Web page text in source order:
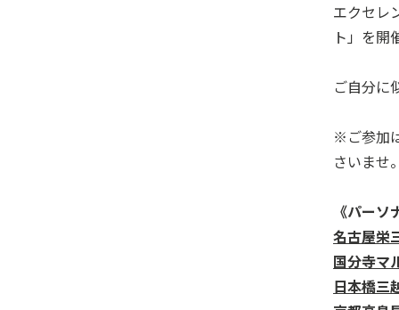
エクセレ
ト」を開
ご自分に
※ご参加
さいませ
《パー
名古屋栄
国分寺マ
日本橋三